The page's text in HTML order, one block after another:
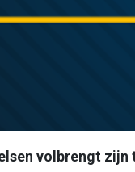
volbrengt